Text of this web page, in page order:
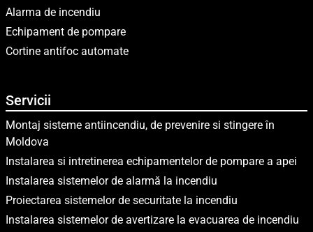
Alarma de incendiu
Echipament de pompare
Cortine antifoc automate
Servicii
Montaj sisteme antiincendiu, de prevenire si stingere în
Moldova
Instalarea si intretinerea echipamentelor de pompare a apei
Instalarea sistemelor de alarmă la incendiu
Proiectarea sistemelor de securitate la incendiu
Instalarea sistemelor de avertizare la evacuarea de incendiu